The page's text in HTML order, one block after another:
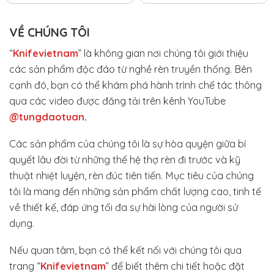
VỀ CHÚNG TÔI
“Knifevietnam” là không gian nơi chúng tôi giới thiệu
các sản phẩm độc đáo từ nghề rèn truyền thống. Bên
cạnh đó, bạn có thể khám phá hành trình chế tác thông
qua các video được đăng tải trên kênh YouTube
@tungdaotuan.
Các sản phẩm của chúng tôi là sự hòa quyện giữa bí
quyết lâu đời từ những thế hệ thợ rèn đi trước và kỹ
thuật nhiệt luyện, rèn đúc tiên tiến. Mục tiêu của chúng
tôi là mang đến những sản phẩm chất lượng cao, tinh tế
về thiết kế, đáp ứng tối đa sự hài lòng của người sử
dụng.
Nếu quan tâm, bạn có thể kết nối với chúng tôi qua
trang “Knifevietnam” để biết thêm chi tiết hoặc đặt